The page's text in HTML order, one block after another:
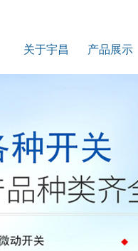
关于宇昌 产品展示